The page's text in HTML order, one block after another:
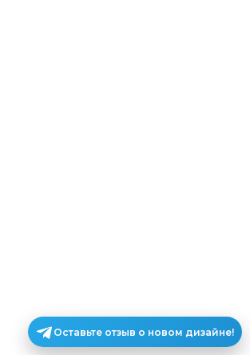
Оставьте отзыв о новом дизайне!